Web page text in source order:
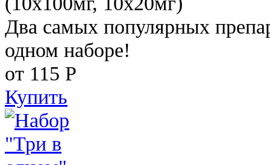
Два самых популярных
одном наборе!
от 115 Р
Купить